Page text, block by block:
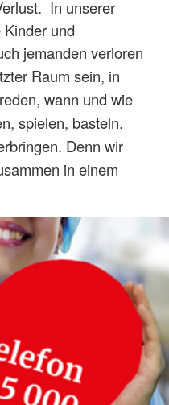
In unserer
und
jemanden verloren
Raum sein, in
wann und wie
spielen, basteln.
Denn wir
in einem